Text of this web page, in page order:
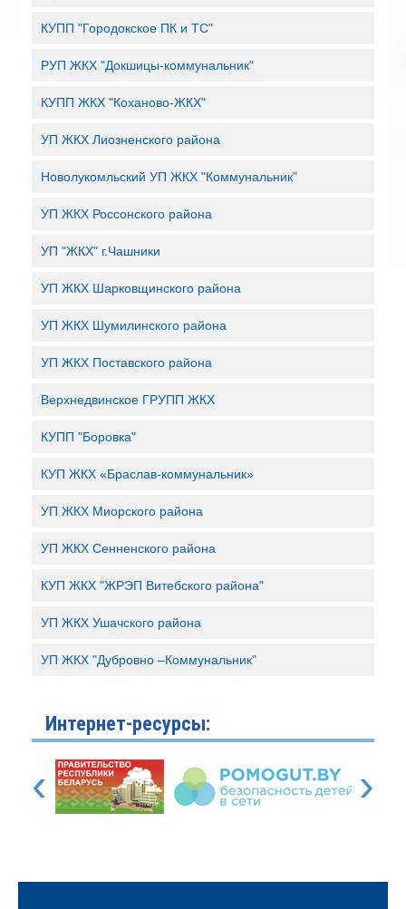
КУПП "Городокское ПК и ТС"
РУП ЖКХ "Докшицы-коммунальник"
КУПП ЖКХ "Коханово-ЖКХ"
УП ЖКХ Лиозненского района
Новолукомльский УП ЖКХ "Коммунальник"
УП ЖКХ Россонского района
УП "ЖКХ" г.Чашники
УП ЖКХ Шарковщинского района
УП ЖКХ Шумилинского района
УП ЖКХ Поставского района
Верхнедвинское ГРУПП ЖКХ
КУПП "Боровка"
КУП ЖКХ «Браслав-коммунальник»
УП ЖКХ Миорского района
УП ЖКХ Сенненского района
КУП ЖКХ "ЖРЭП Витебского района"
УП ЖКХ Ушачского района
УП ЖКХ "Дубровно –Коммунальник"
Интернет-ресурсы:
‹ ›